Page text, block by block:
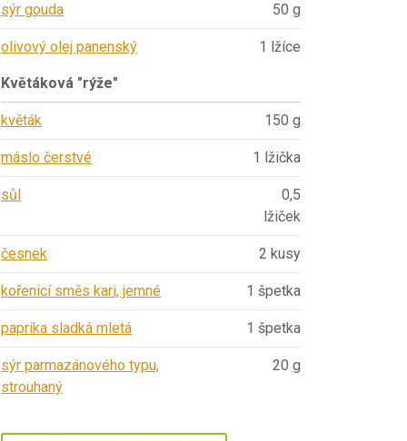
sýr gouda 50 g
olivový olej panenský 1 lžíce
Květáková "rýže"
květák 150 g
máslo čerstvé 1 lžička
sůl
0,5
lžiček
česnek 2 kusy
kořenicí směs kari, jemné 1 špetka
paprika sladká mletá 1 špetka
sýr parmazánového typu,
strouhaný
20 g